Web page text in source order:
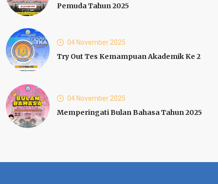
Pemuda Tahun 2025
04 November 2025
Try Out Tes Kemampuan Akademik Ke 2
04 November 2025
Memperingati Bulan Bahasa Tahun 2025